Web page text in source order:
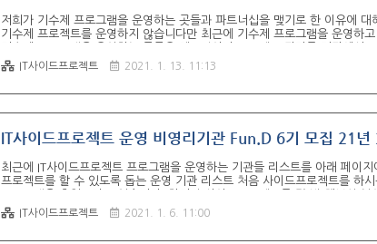
저희가 기수제 프로그램을 운영하는 곳들과 파트너십을 맺기로 한 이유에
기수제 프로젝트를 운영하지 않습니다만 최근에 기수제 프로그램을 운영하
서 성공 확률이 훨씬 더 높더라고요. 저희와 최근에 파트너십을 맺은 DnD
가 많다고 하네요^^ Fun.D는 2021년 02월 09일까지 6기 지원자 모집 중
기회를 dnd.ac 비기수제로 운영한다는 것도 분명히 이점이 있습니다. 언제
IT사이드프로젝트 2021. 1. 13. 11:13
IT사이드프로젝트 운영 비영리기관 Fun.D 6기 모집 21년
최근에 IT사이드프로젝트 프로그램을 운영하는 기관들 리스트를 아래 페이
프로젝트를 할 수 있도록 돕는 운영 기관 리스트 처음 사이드프로젝트를 하
goodantak.tistory.com 저희의 파트너십을 맺은 IT프로젝트 운영기관 중
월 4일 월요일부터 Fun.D가 6기 모집을 시작했습니다!!! Fun.D는 비영리 기
IT사이드프로젝트 2021. 1. 6. 11:00